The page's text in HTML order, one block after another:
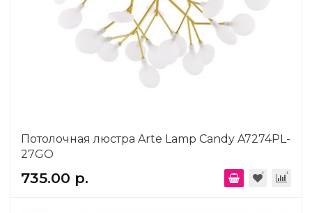
Потолочная люстра Arte Lamp Candy A7274PL-
27GO
735.00 р.